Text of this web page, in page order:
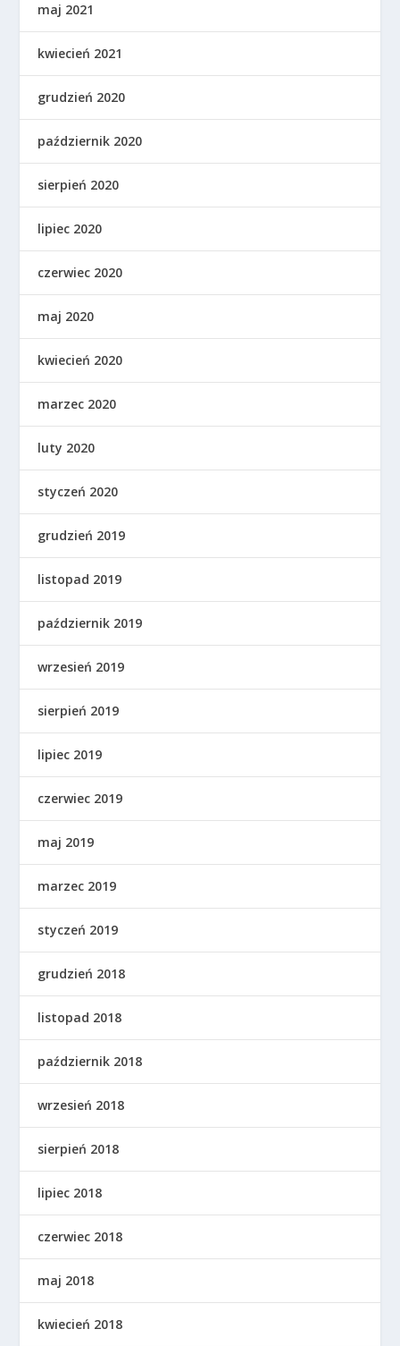
maj 2021
kwiecień 2021
grudzień 2020
październik 2020
sierpień 2020
lipiec 2020
czerwiec 2020
maj 2020
kwiecień 2020
marzec 2020
luty 2020
styczeń 2020
grudzień 2019
listopad 2019
październik 2019
wrzesień 2019
sierpień 2019
lipiec 2019
czerwiec 2019
maj 2019
marzec 2019
styczeń 2019
grudzień 2018
listopad 2018
październik 2018
wrzesień 2018
sierpień 2018
lipiec 2018
czerwiec 2018
maj 2018
kwiecień 2018